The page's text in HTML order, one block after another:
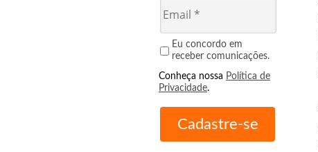
Eu concordo em
receber comunicações.
Conheça nossa Política de
Privacidade.